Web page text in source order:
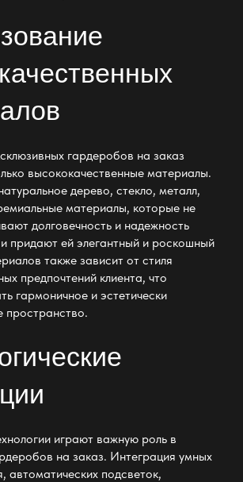
гардеробов на заказ
высококачественные материалы.
дерево, стекло, металл,
материалы, которые не
долговечность и надежность
придают ей элегантный и роскошный
также зависит от стиля
предпочтений клиента, что
гармоничное и эстетически
пространство.
играют важную роль в
на заказ. Интеграция умных
автоматических подсветок,